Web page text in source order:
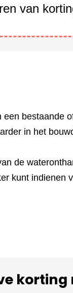
van
een bestaande
in het
de
kunt indienen
korting